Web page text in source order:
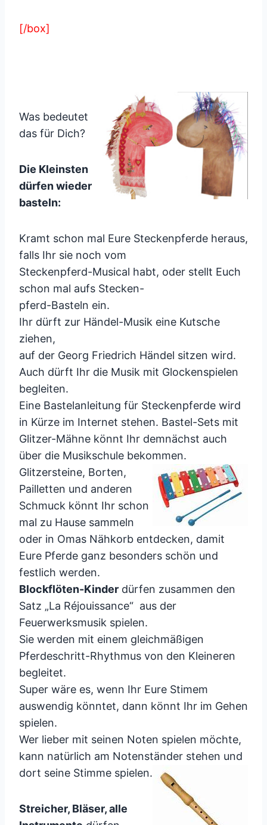
[/box]
Was bedeutet
das für Dich?
Die Kleinsten
dürfen wieder
basteln:
Kramt schon mal Eure Steckenpferde heraus,
falls Ihr sie noch vom
Steckenpferd-Musical habt, oder stellt Euch
schon mal aufs Stecken-
pferd-Basteln ein.
Ihr dürft zur Händel-Musik eine Kutsche
ziehen,
auf der Georg Friedrich Händel sitzen wird.
Auch dürft Ihr die Musik mit Glockenspielen
begleiten.
Eine Bastelanleitung für Steckenpferde wird
in Kürze im Internet stehen. Bastel-Sets mit
Glitzer-Mähne könnt Ihr demnächst auch
über die Musikschule bekommen.
Glitzersteine, Borten,
Pailletten und anderen
Schmuck könnt Ihr schon
mal zu Hause sammeln
oder in Omas Nähkorb entdecken, damit
Eure Pferde ganz besonders schön und
festlich werden.
Blockflöten-Kinder dürfen zusammen den
Satz „La Réjouissance“ aus der
Feuerwerksmusik spielen.
Sie werden mit einem gleichmäßigen
Pferdeschritt-Rhythmus von den Kleineren
begleitet.
Super wäre es, wenn Ihr Eure Stimem
auswendig könntet, dann könnt Ihr im Gehen
spielen.
Wer lieber mit seinen Noten spielen möchte,
kann natürlich am Notenständer stehen und
dort seine Stimme spielen.
Streicher, Bläser, alle